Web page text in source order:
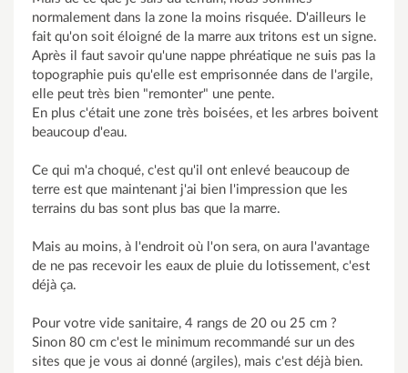
normalement dans la zone la moins risquée. D'ailleurs le
fait qu'on soit éloigné de la marre aux tritons est un signe.
Après il faut savoir qu'une nappe phréatique ne suis pas la
topographie puis qu'elle est emprisonnée dans de l'argile,
elle peut très bien "remonter" une pente.
En plus c'était une zone très boisées, et les arbres boivent
beaucoup d'eau.
Ce qui m'a choqué, c'est qu'il ont enlevé beaucoup de
terre est que maintenant j'ai bien l'impression que les
terrains du bas sont plus bas que la marre.
Mais au moins, à l'endroit où l'on sera, on aura l'avantage
de ne pas recevoir les eaux de pluie du lotissement, c'est
déjà ça.
Pour votre vide sanitaire, 4 rangs de 20 ou 25 cm ?
Sinon 80 cm c'est le minimum recommandé sur un des
sites que je vous ai donné (argiles), mais c'est déjà bien.